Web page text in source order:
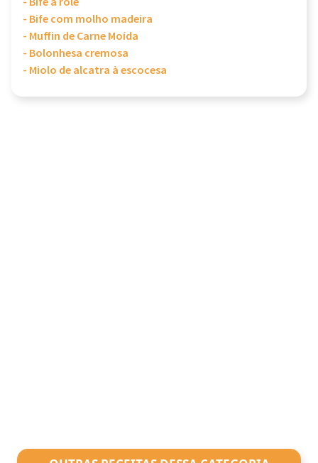
- Bife com molho madeira
- Muffin de Carne Moída
- Bolonhesa cremosa
- Miolo de alcatra à escocesa